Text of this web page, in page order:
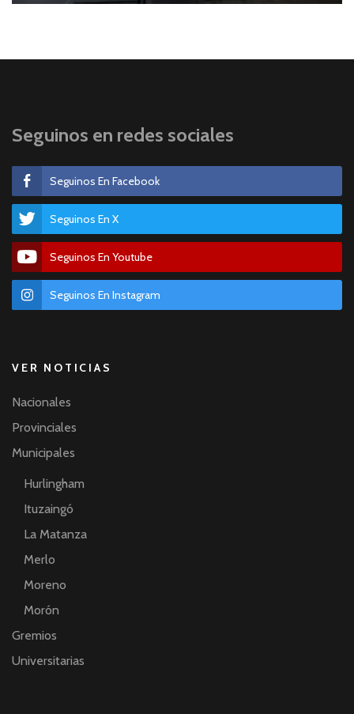
Seguinos en redes sociales
Seguinos En Facebook
Seguinos En X
Seguinos En Youtube
Seguinos En Instagram
VER NOTICIAS
Nacionales
Provinciales
Municipales
Hurlingham
Ituzaingó
La Matanza
Merlo
Moreno
Morón
Gremios
Universitarias